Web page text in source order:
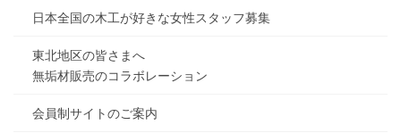
日本全国の木工が好きな女性スタッフ募集
東北地区の皆さまへ
無垢材販売のコラボレーション
会員制サイトのご案内